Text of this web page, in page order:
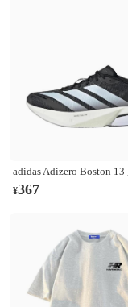
adidas Adizero Boston
系带防滑耐磨透气玻纤
¥367